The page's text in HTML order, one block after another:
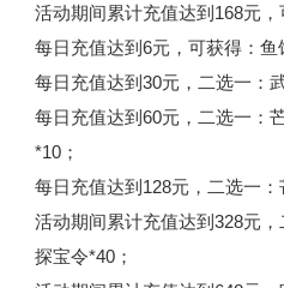
活动期间累计充值达到168元，
每日充值达到6元，可获得：鱼
每日充值达到30元，二选一：
每日充值达到60元，二选一：
*10；
每日充值达到128元，二选一：
活动期间累计充值达到328元
探宝令*40；